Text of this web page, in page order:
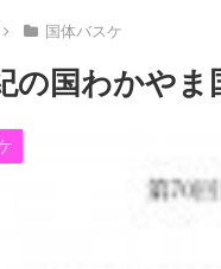
国体バスケ
の国わかや